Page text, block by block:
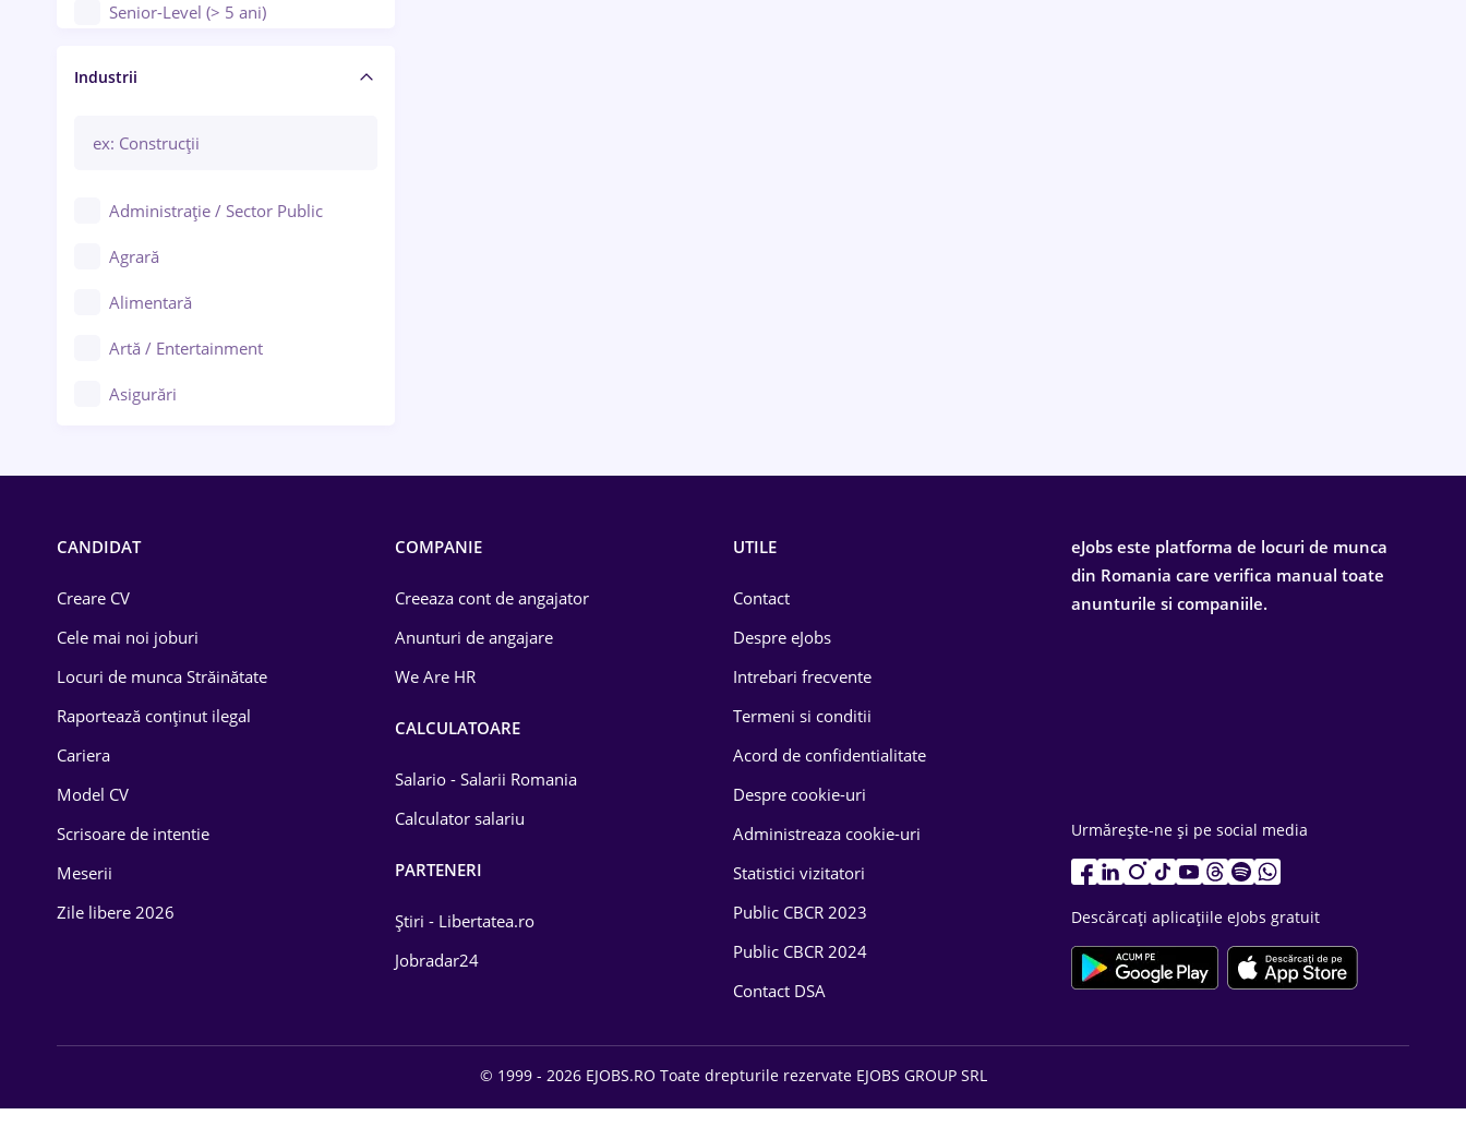
Senior-Level (> 5 ani)
Manager / Executiv
Industrii
Administrație / Sector Public
Agrară
Alimentară
Artă / Entertainment
Asigurări
Drept
Educație / Training
Energetică
Farma
CANDIDAT
Creare CV
Cele mai noi joburi
Locuri de munca Străinătate
Raportează conținut ilegal
Cariera
Model CV
Scrisoare de intentie
Meserii
Zile libere 2026
COMPANIE
Creeaza cont de angajator
Anunturi de angajare
We Are HR
CALCULATOARE
Salario - Salarii Romania
Calculator salariu
PARTENERI
Știri - Libertatea.ro
Jobradar24
UTILE
Contact
Despre eJobs
Intrebari frecvente
Termeni si conditii
Acord de confidentialitate
Despre cookie-uri
Administreaza cookie-uri
Statistici vizitatori
Public CBCR 2023
Public CBCR 2024
Contact DSA
eJobs este platforma de locuri de munca
din Romania care verifica manual toate
anunturile si companiile.
Urmărește-ne și pe social media
Descărcați aplicațiile eJobs gratuit
© 1999 - 2026 EJOBS.RO Toate drepturile rezervate EJOBS GROUP SRL